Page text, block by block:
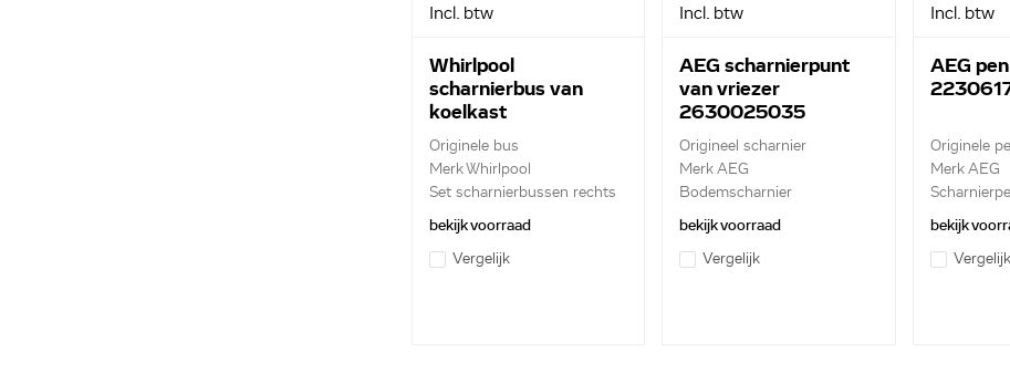
Incl. btw
Whirlpool
scharnierbus van
koelkast
481010627601
Originele bus
Merk Whirlpool
Set scharnierbussen rechts
bekijk voorraad
Vergelijk
Incl. btw
AEG scharnierpunt
van vriezer
2630025035
Origineel scharnier
Merk AEG
Bodemscharnier
bekijk voorraad
Vergelijk
Incl. btw
AEG
Originele
Merk AEG
vriesvakdeur
bekijk
Vergelijk